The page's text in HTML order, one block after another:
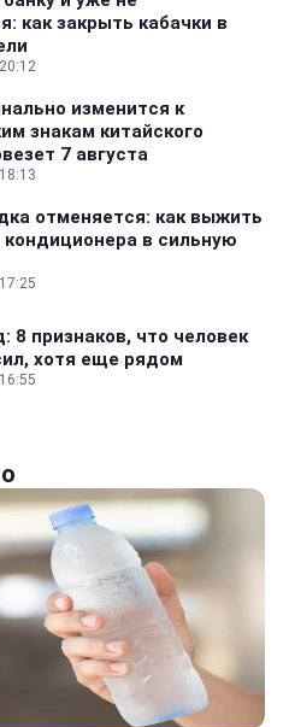
как закрыть кабачки в
изменится к
знакам китайского
7 августа
отменяется: как выжить
кондиционера в сильную
8 признаков, что человек
хотя еще рядом